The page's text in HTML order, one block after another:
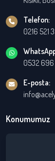
Telefon:
0216 521
0532
E-posta:
Konumumuz